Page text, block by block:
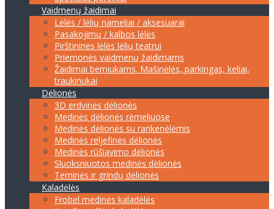
Vaidmenų žaidimai
Lėlės / lėlių nameliai / aksesuarai
Pasakojimų / kalbos lėlės
Pirštininės lėlės lėlių teatrui
Priemonės vaidmenų žaidimams
Žaidimai berniukams. Mašinėlės, parkingas, keliai,
traukinukai
Dėlionės
3D erdvinės dėlionės
Medinės dėlionės rėmeliuose
Medinės dėlionės su rankenėlėmis
Medinės reljefinės dėlionės
Medinės rūšiavimo dėlionės
Sluoksniuotos medinės dėlionės
Teminės ir grindų dėlionės
Kaladėlės
Frobel medinės kaladėlės